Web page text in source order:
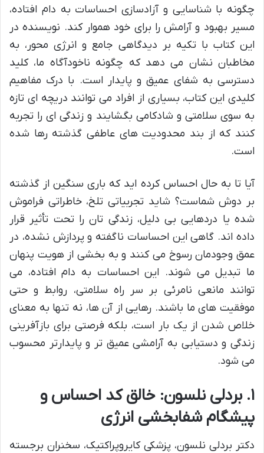
چگونه با شناسایی و آزادسازی احساسات به دام افتاده،
مسیر بهبود و آرامش را برای خود هموار کند. نویسنده در
این کتاب با تکیه بر دیدگاهی جامع و انرژی محور، به
مخاطبان نشان می دهد که چگونه ناخودآگاه ما، کلید
دسترسی به شفای عمیق و پایدار است. با درک مفاهیم
کلیدی این کتاب، بسیاری از افراد می توانند دریچه ای تازه
به سوی سلامتی و شادکامی بگشایند و زندگی ای را تجربه
کنند که از بند محدودیت های عاطفی گذشته رها شده
است.
آیا تا به حال احساس کرده اید که باری سنگین از گذشته
بر دوش شماست؟ شاید تجربیاتی تلخ، خاطراتی فراموش
شده یا دردهایی بی دلیل، زندگی تان را تحت تأثیر قرار
داده اند. گاهی این احساسات ناگفته و پردازش نشده، در
عمق وجودمان رسوخ می کنند و به بخشی از هویت پنهان
ما تبدیل می شوند. این احساسات به دام افتاده، می
توانند مانعی نامرئی بر سر راه سلامتی، روابط و حتی
موفقیت های ما باشند. رهایی از آن ها، نه تنها به معنای
خلاص شدن از یک بار است، بلکه فرصتی برای بازآفرینی
زندگی و دستیابی به آرامشی عمیق تر و پایدارتر محسوب
می شود.
۱. بردلی نلسون: خالق کد احساس و
پیشگام شفابخشی انرژی
دکتر بردلی نلسون، پزشکی کایروپراکتیک، سخنران برجسته